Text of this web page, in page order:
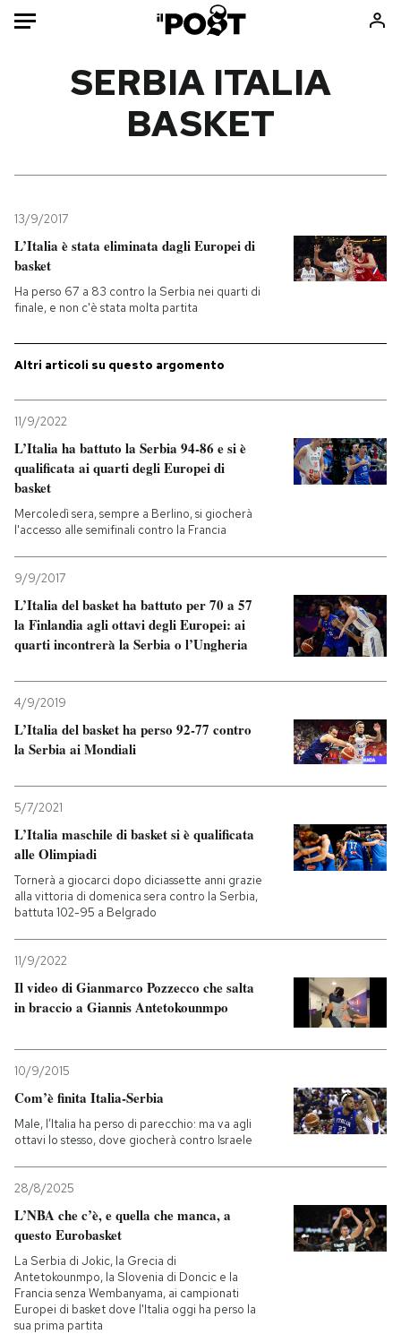
Mondo
Tecnologia
Internet
Cultura
Sport
Libri
Ok Boomer!
NEWSLETTER
I MIEI PREFERITI
SHOP
AREA PERSONALE
SERBIA ITALIA
BASKET
13/9/2017
L’Italia è stata eliminata dagli Europei di
basket
Ha perso 67 a 83 contro la Serbia nei quarti di
finale, e non c'è stata molta partita
Altri articoli su questo argomento
11/9/2022
L’Italia ha battuto la Serbia 94-86 e si è
qualificata ai quarti degli Europei di
basket
Mercoledì sera, sempre a Berlino, si giocherà
l'accesso alle semifinali contro la Francia
9/9/2017
L’Italia del basket ha battuto per 70 a 57
la Finlandia agli ottavi degli Europei: ai
quarti incontrerà la Serbia o l’Ungheria
4/9/2019
L’Italia del basket ha perso 92-77 contro
la Serbia ai Mondiali
5/7/2021
L’Italia maschile di basket si è qualificata
alle Olimpiadi
Tornerà a giocarci dopo diciassette anni grazie
alla vittoria di domenica sera contro la Serbia,
battuta 102-95 a Belgrado
11/9/2022
Il video di Gianmarco Pozzecco che salta
in braccio a Giannis Antetokounmpo
10/9/2015
Com’è finita Italia-Serbia
Male, l’Italia ha perso di parecchio: ma va agli
ottavi lo stesso, dove giocherà contro Israele
28/8/2025
L’NBA che c’è, e quella che manca, a
questo Eurobasket
La Serbia di Jokic, la Grecia di
Antetokounmpo, la Slovenia di Doncic e la
Francia senza Wembanyama, ai campionati
Europei di basket dove l'Italia oggi ha perso la
sua prima partita